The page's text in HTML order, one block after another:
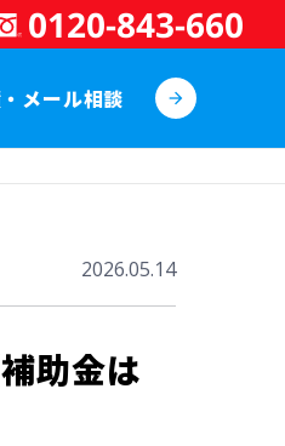
0120-843-660
メール相談 arrow_forward
2026.05.14
助金は